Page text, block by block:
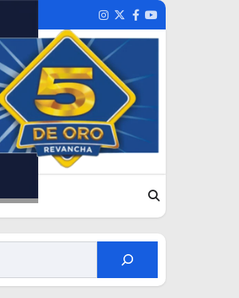
Instagram
TwitterFacebook
Youtube